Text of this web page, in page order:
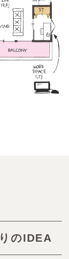
のIDEA